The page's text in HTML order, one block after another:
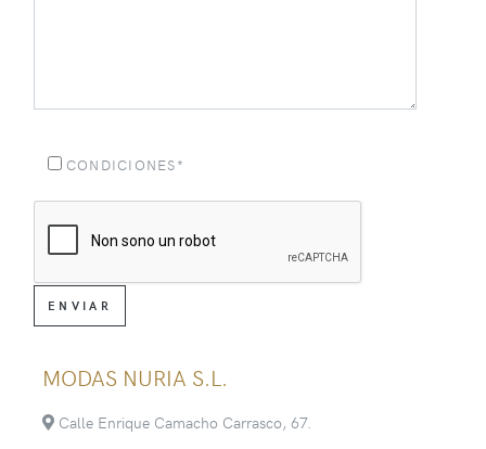
CONDICIONES*
MODAS NURIA S.L.
Calle Enrique Camacho Carrasco, 67.